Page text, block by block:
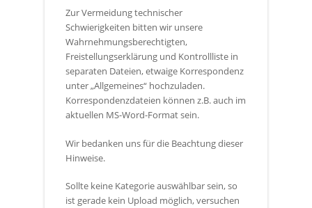
Zur Vermeidung technischer
Schwierigkeiten bitten wir unsere
Wahrnehmungsberechtigten,
Freistellungserklärung und Kontrollliste in
separaten Dateien, etwaige Korrespondenz
unter „Allgemeines“ hochzuladen.
Korrespondenzdateien können z.B. auch im
aktuellen MS-Word-Format sein.
Wir bedanken uns für die Beachtung dieser
Hinweise.
Sollte keine Kategorie auswählbar sein, so
ist gerade kein Upload möglich, versuchen